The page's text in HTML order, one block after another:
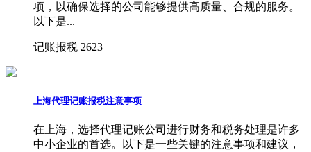
项，以确保选择的公司能够提供高质量、合规的服务。
以下是...
记账报税 2623
上海代理记账报税注意事项
在上海，选择代理记账公司进行财务和税务处理是许多
中小企业的首选。以下是一些关键的注意事项和建议，